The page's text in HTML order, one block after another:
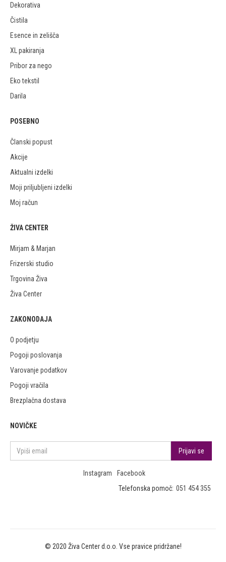
Dekorativa
Čistila
Esence in zelišča
XL pakiranja
Pribor za nego
Eko tekstil
Darila
POSEBNO
Članski popust
Akcije
Aktualni izdelki
Moji priljubljeni izdelki
Moj račun
ŽIVA CENTER
Mirjam & Marjan
Frizerski studio
Trgovina Živa
Živa Center
ZAKONODAJA
O podjetju
Pogoji poslovanja
Varovanje podatkov
Pogoji vračila
Brezplačna dostava
NOVIČKE
Instagram
Facebook
Telefonska pomoč: 051 454 355
© 2020 Živa Center d.o.o. Vse pravice pridržane!